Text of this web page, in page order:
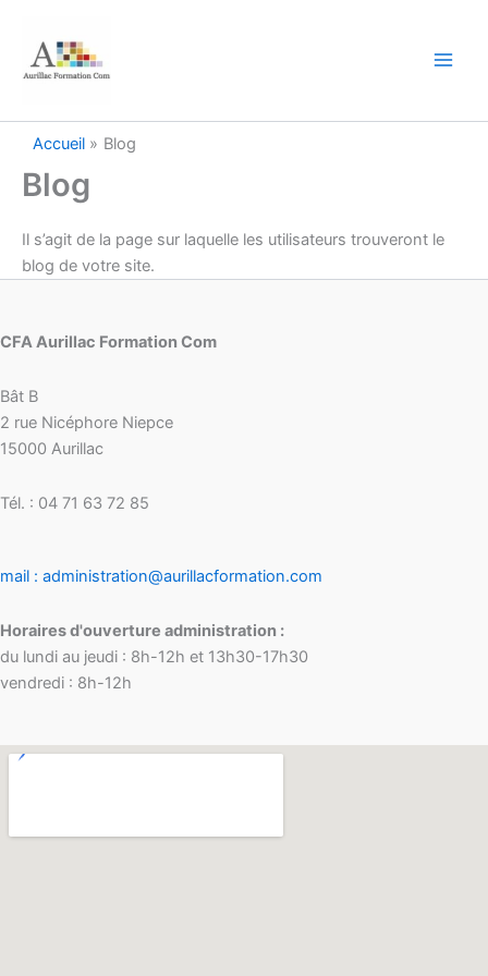
contenu
Accueil Blog
Blog
Il s’agit de la page sur laquelle les utilisateurs trouveront le
blog de votre site.
CFA Aurillac Formation Com
Bât B
2 rue Nicéphore Niepce
15000 Aurillac
Tél. : 04 71 63 72 85
mail : administration@aurillacformation.com
Horaires d'ouverture administration :
du lundi au jeudi : 8h-12h et 13h30-17h30
vendredi : 8h-12h